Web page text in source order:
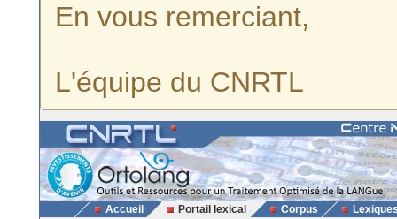
En vous remerciant,
L'équipe du CNRTL
Accueil Portail lexical Corpus